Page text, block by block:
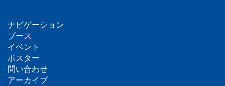
フ
ッ
タ
ナビゲーション
ブース
イベント
ポスター
問い合わせ
アーカイブ